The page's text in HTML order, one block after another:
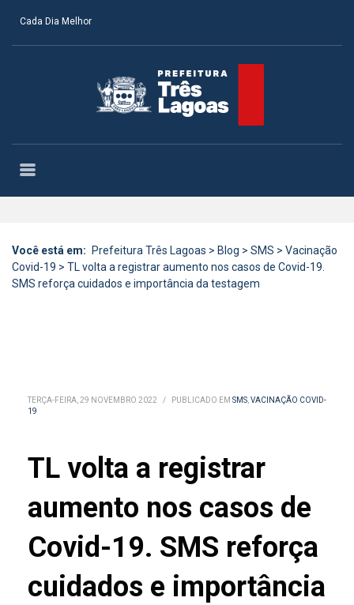
Cada Dia Melhor
Você está em: Prefeitura Três Lagoas > Blog > SMS > Vacinação
Covid-19 > TL volta a registrar aumento nos casos de Covid-19.
SMS reforça cuidados e importância da testagem
TERÇA-FEIRA, 29 NOVEMBRO 2022 / PUBLICADO EM SMS,VACINAÇÃO COVID-
19
TL volta a registrar
aumento nos casos de
Covid-19. SMS reforça
cuidados e importância